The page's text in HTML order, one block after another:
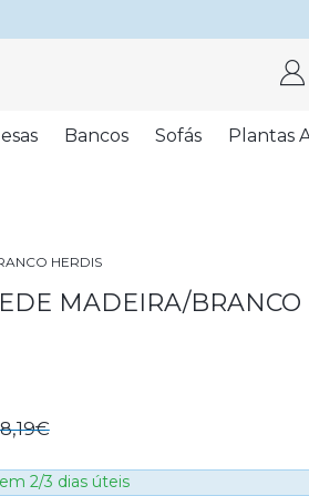
Bancos Sofás Plantas
HERDIS
MADEIRA/BRANCO
2/3 dias úteis